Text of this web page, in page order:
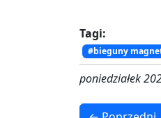
Tagi:
#bieguny
poniedziałek